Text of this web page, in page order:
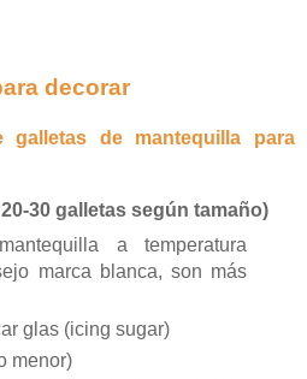
decorar
galletas de mantequilla para
30 galletas según tamaño)
a temperatura
marca blanca, son más
glas (icing sugar)
menor)